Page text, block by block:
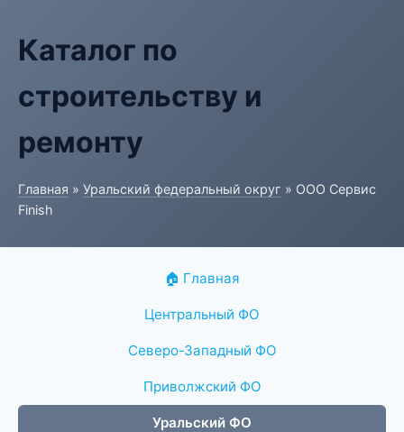
Каталог по
строительству и
ремонту
Главная » Уральский федеральный округ » ООО Сервис
Finish
🏠 Главная
Центральный ФО
Северо-Западный ФО
Приволжский ФО
Уральский ФО